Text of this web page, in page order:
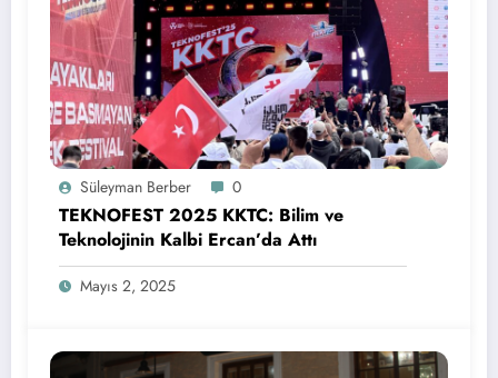
Süleyman Berber 0
TEKNOFEST 2025 KKTC: Bilim ve
Teknolojinin Kalbi Ercan’da Attı
Mayıs 2, 2025